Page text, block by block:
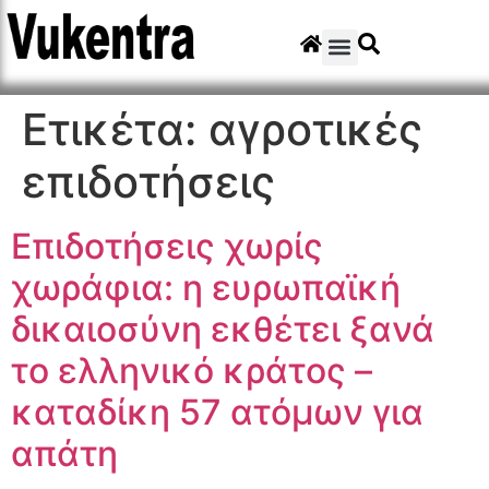
Ετικέτα: αγροτικές
επιδοτήσεις
Επιδοτήσεις χωρίς
χωράφια: η ευρωπαϊκή
δικαιοσύνη εκθέτει ξανά
το ελληνικό κράτος –
καταδίκη 57 ατόμων για
απάτη